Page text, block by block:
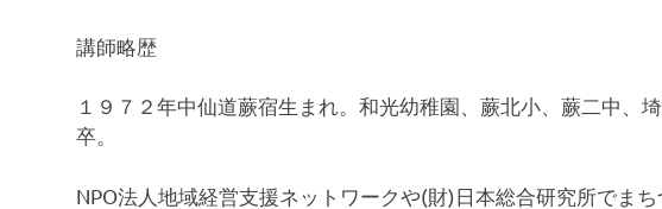
講師略歴
１９７２年中仙道蕨宿生まれ。和光幼稚園、蕨北小、蕨二中、
卒。
NPO法人地域経営支援ネットワークや(財)日本総合研究所でまち